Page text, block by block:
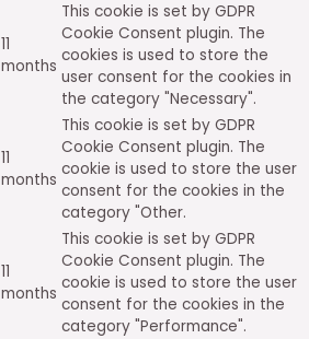
11
months
This cookie is set by GDPR
Cookie Consent plugin. The
cookies is used to store the
user consent for the cookies in
the category "Necessary".
11
months
This cookie is set by GDPR
Cookie Consent plugin. The
cookie is used to store the user
consent for the cookies in the
category "Other.
11
months
This cookie is set by GDPR
Cookie Consent plugin. The
cookie is used to store the user
consent for the cookies in the
category "Performance".